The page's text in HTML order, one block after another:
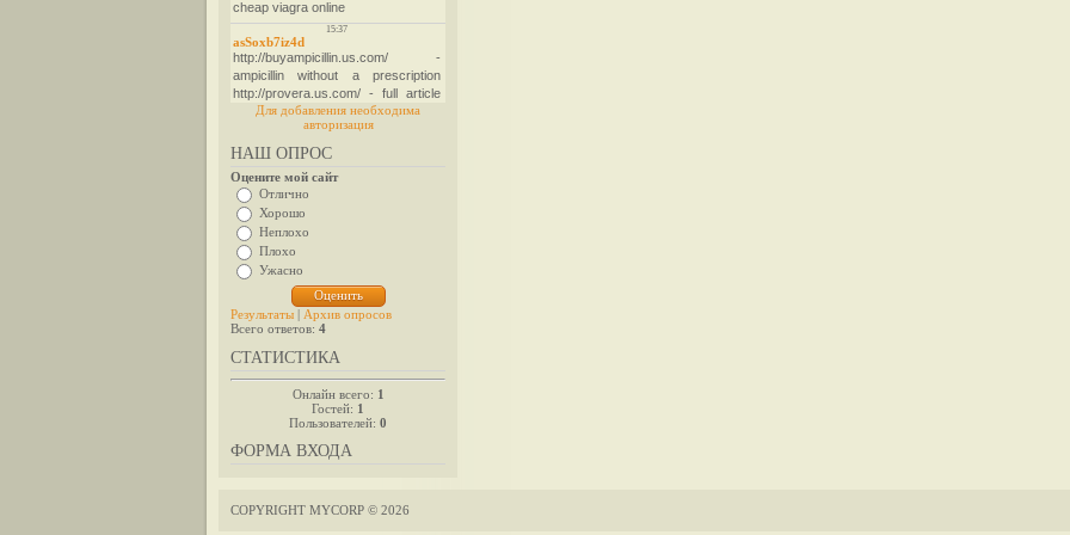
Для добавления необходима
авторизация
НАШ ОПРОС
Оцените мой сайт
Отлично
Хорошо
Неплохо
Плохо
Ужасно
Результаты | Архив опросов
Всего ответов: 4
СТАТИСТИКА
Онлайн всего: 1
Гостей: 1
Пользователей: 0
ФОРМА ВХОДА
COPYRIGHT MYCORP © 2026